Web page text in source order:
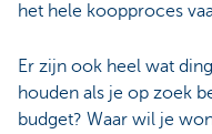
het hele koopproces
Er zijn ook heel wat
houden als je op zoek
budget? Waar wil je